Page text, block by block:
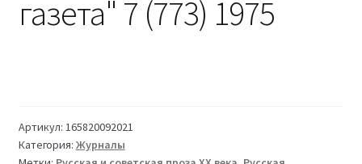
газета" 7 (773) 1975
Артикул: 165820092021
Категория: Журналы